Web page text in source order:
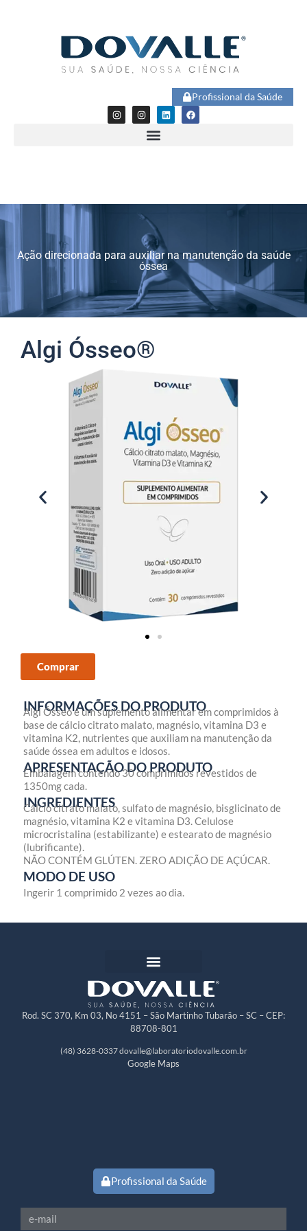
Profissional da Saúde
Ação direcionada para auxiliar na manutenção da saúde
óssea
Algi Ósseo®
Comprar
INFORMAÇÕES DO PRODUTO
Algi Ósseo é um suplemento alimentar em comprimidos à
base de cálcio citrato malato, magnésio, vitamina D3 e
vitamina K2, nutrientes que auxiliam na manutenção da
saúde óssea em adultos e idosos.
APRESENTAÇÃO DO PRODUTO
Embalagem contendo 30 comprimidos revestidos de
1350mg cada.
INGREDIENTES
Cálcio citrato malato, sulfato de magnésio, bisglicinato de
magnésio, vitamina K2 e vitamina D3. Celulose
microcristalina (estabilizante) e estearato de magnésio
(lubrificante).
NÃO CONTÉM GLÚTEN. ZERO ADIÇÃO DE AÇÚCAR.
MODO DE USO
Ingerir 1 comprimido 2 vezes ao dia.
Rod. SC 370, Km 03, No 4151 – São Martinho Tubarão – SC – CEP:
88708-801
(48) 3628-0337dovalle@laboratoriodovalle.com.br
Google Maps
Profissional da Saúde